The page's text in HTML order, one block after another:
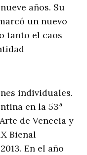
años. Su
un nuevo
tanto el caos
individuales.
en la 53ª
de Venecia y
Bienal
En el año